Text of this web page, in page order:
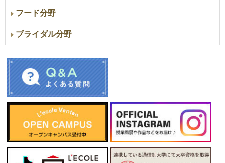
フード分野
ブライダル分野